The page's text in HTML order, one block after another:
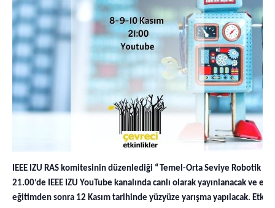
IEEE IZU RAS komitesinin düzenlediği “Temel-Orta Seviye Robotik
21.00’de IEEE IZU YouTube kanalında canlı olarak yayınlanacak ve
eğitimden sonra 12 Kasım tarihinde yüzyüze yarışma yapılacak.